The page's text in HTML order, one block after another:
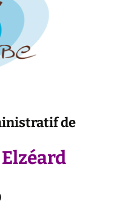
de